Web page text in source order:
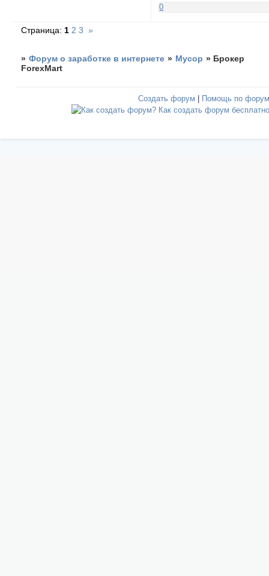
0
Страница: 1 2 3 »
» Форум о заработке в интернете » Мусор » Брокер
ForexMart
Создать форум Помощь по